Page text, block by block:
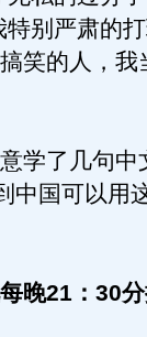
别严肃的
笑的人，我
了几句中
中国可以用
晚21：30